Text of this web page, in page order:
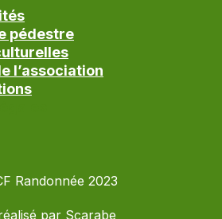
pédestre
l’association
Randonnée 2023
par Scarabe